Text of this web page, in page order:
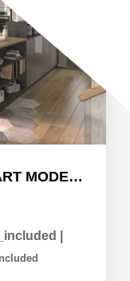
DU NEUF À STRASBOURG ART MODERNE - GARE